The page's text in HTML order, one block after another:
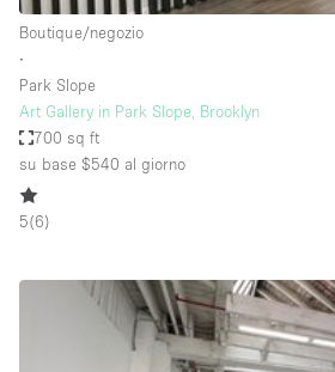
Acquista Condividi
Appartamento/loft
Atelier / Laboratorio
Fiera/festival
Galleria d'arte
Boutique/negozio
∙
Park Slope
Art Gallery in Park Slope, Brooklyn
700 sq ft
su base $540 al giorno
5(6)